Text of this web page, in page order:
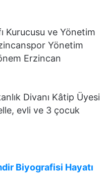
Kurucusu ve Yönetim
Yönetim
Erzincan
Divanı Kâtip Üyesi
evli ve 3 çocuk
Biyografisi Hayatı